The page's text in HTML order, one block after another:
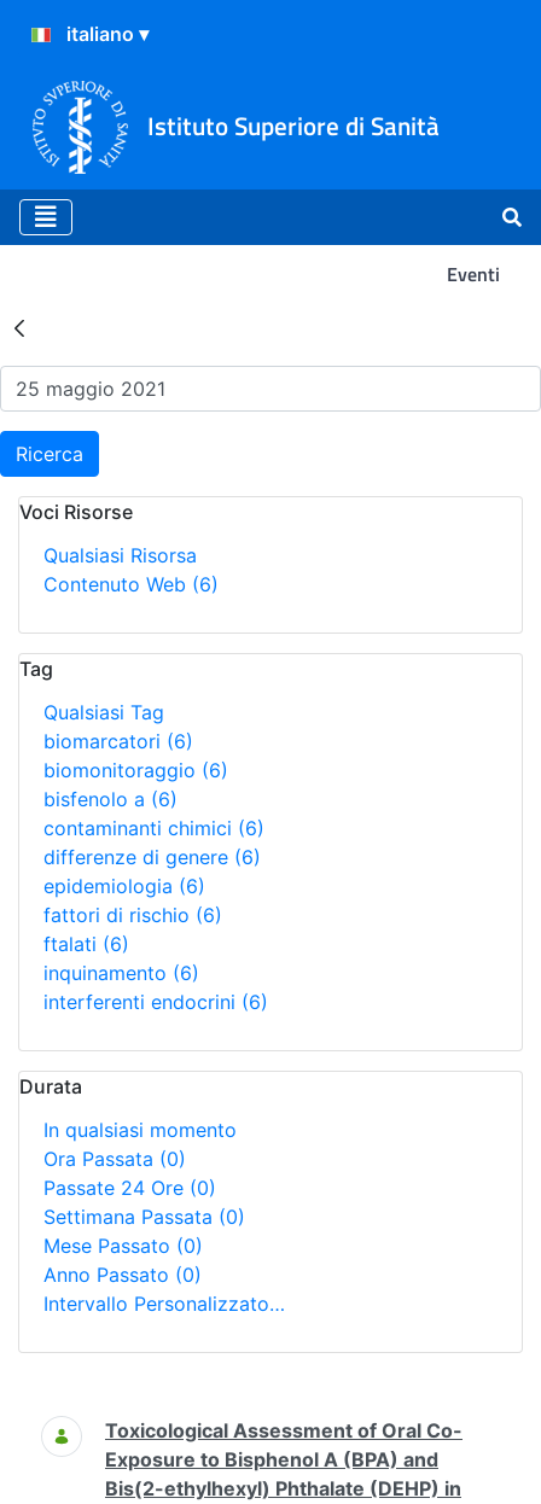
Istituto Superiore di Sanità
Eventi
Risultati della Ricerca -
Ricerca
Voci Risorse
Qualsiasi Risorsa
Contenuto Web (6)
Tag
Qualsiasi Tag
biomarcatori (6)
biomonitoraggio (6)
bisfenolo a (6)
contaminanti chimici (6)
differenze di genere (6)
epidemiologia (6)
fattori di rischio (6)
ftalati (6)
inquinamento (6)
interferenti endocrini (6)
Durata
In qualsiasi momento
Ora Passata (0)
Passate 24 Ore (0)
Settimana Passata (0)
Mese Passato (0)
Anno Passato (0)
Intervallo Personalizzato…
Ricerca
Toxicological Assessment of Oral Co-
Exposure to Bisphenol A (BPA) and
Bis(2-ethylhexyl) Phthalate (DEHP) in